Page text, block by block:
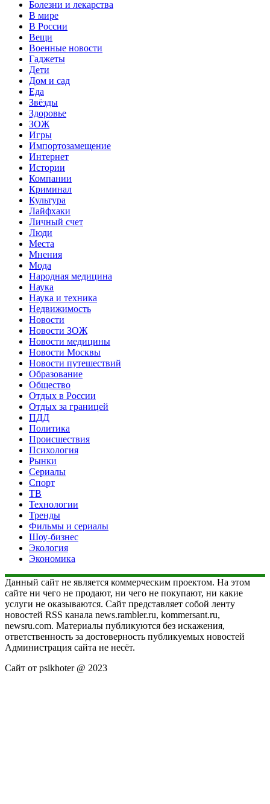
Болезни и лекарства
В мире
В России
Вещи
Военные новости
Гаджеты
Дети
Дом и сад
Еда
Звёзды
Здоровье
ЗОЖ
Игры
Импортозамещение
Интернет
Истории
Компании
Криминал
Культура
Лайфхаки
Личный счет
Люди
Места
Мнения
Мода
Народная медицина
Наука
Наука и техника
Недвижимость
Новости
Новости ЗОЖ
Новости медицины
Новости Москвы
Новости путешествий
Образование
Общество
Отдых в России
Отдых за границей
ПДД
Политика
Происшествия
Психология
Рынки
Сериалы
Спорт
ТВ
Технологии
Тренды
Фильмы и сериалы
Шоу-бизнес
Экология
Экономика
Данный сайт не является коммерческим проектом. На этом
сайте ни чего не продают, ни чего не покупают, ни какие
услуги не оказываются. Сайт представляет собой ленту
новостей RSS канала news.rambler.ru, kommersant.ru,
newsru.com. Материалы публикуются без искажения,
ответственность за достоверность публикуемых новостей
Администрация сайта не несёт.
Сайт от psikhoter @ 2023